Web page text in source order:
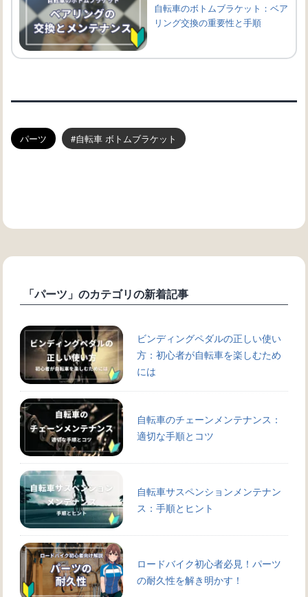
自転車のボトムブラケット：ベア
リング交換の重要性と手順
パーツ 自転車 ボトムブラケット
「パーツ」のカテゴリの新着記事
ビンディングペダルの正しい使い
方：初心者が自転車を楽しむため
には
自転車のチェーンメンテナンス：
適切な手順とコツ
自転車サスペンションメンテナン
ス：手順とヒント
ロードバイク初心者必見！パーツ
の耐久性を解き明かす！